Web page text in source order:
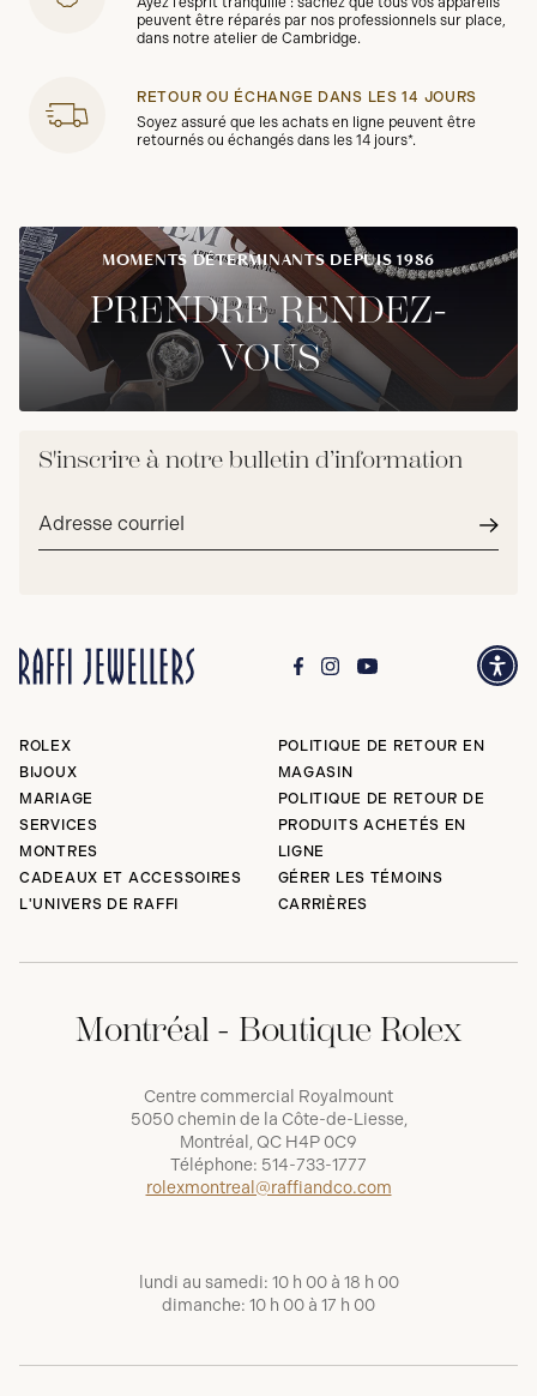
peuvent être réparés par nos professionnels sur place,
dans notre atelier de Cambridge.
RETOUR OU ÉCHANGE DANS LES 14 JOURS
Soyez assuré que les achats en ligne peuvent être
retournés ou échangés dans les 14 jours*.
MOMENTS DÉTERMINANTS DEPUIS 1986
PRENDRE RENDEZ-
VOUS
S'inscrire à notre bulletin d’information
Adresse
ROLEX
BIJOUX
MARIAGE
SERVICES
MONTRES
CADEAUX ET ACCESSOIRES
L'UNIVERS DE RAFFI
POLITIQUE DE RETOUR EN
MAGASIN
POLITIQUE DE RETOUR DE
PRODUITS ACHETÉS EN
LIGNE
GÉRER LES TÉMOINS
CARRIÈRES
Montréal - Boutique Rolex
Centre commercial Royalmount
5050 chemin de la Côte-de-Liesse,
Montréal, QC H4P 0C9
Téléphone: 514-733-1777
rolexmontreal@raffiandco.com
lundi au samedi: 10 h 00 à 18 h 00
dimanche: 10 h 00 à 17 h 00